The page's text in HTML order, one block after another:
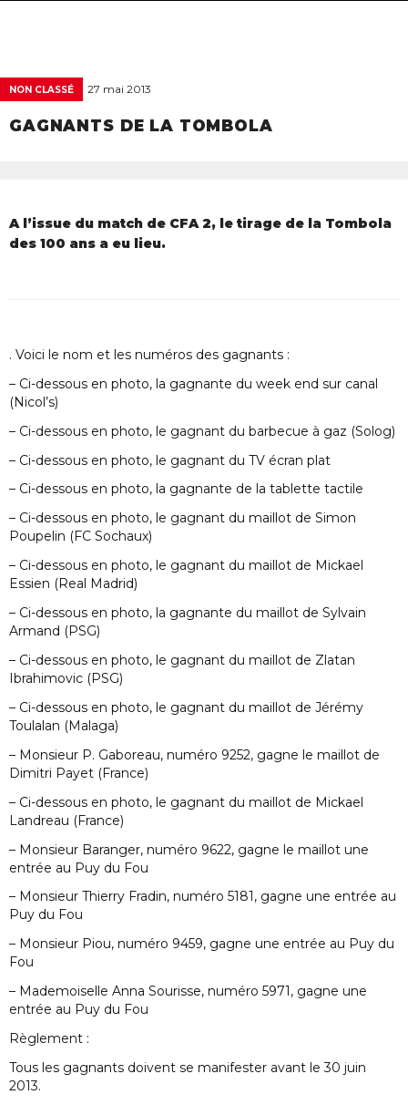
NON CLASSÉ 27 mai 2013
GAGNANTS DE LA TOMBOLA
A l’issue du match de CFA 2, le tirage de la Tombola
des 100 ans a eu lieu.
. Voici le nom et les numéros des gagnants :
– Ci-dessous en photo, la gagnante du week end sur canal
(Nicol’s)
– Ci-dessous en photo, le gagnant du barbecue à gaz (Solog)
– Ci-dessous en photo, le gagnant du TV écran plat
– Ci-dessous en photo, la gagnante de la tablette tactile
– Ci-dessous en photo, le gagnant du maillot de Simon
Poupelin (FC Sochaux)
– Ci-dessous en photo, le gagnant du maillot de Mickael
Essien (Real Madrid)
– Ci-dessous en photo, la gagnante du maillot de Sylvain
Armand (PSG)
– Ci-dessous en photo, le gagnant du maillot de Zlatan
Ibrahimovic (PSG)
– Ci-dessous en photo, le gagnant du maillot de Jérémy
Toulalan (Malaga)
– Monsieur P. Gaboreau, numéro 9252, gagne le maillot de
Dimitri Payet (France)
– Ci-dessous en photo, le gagnant du maillot de Mickael
Landreau (France)
– Monsieur Baranger, numéro 9622, gagne le maillot une
entrée au Puy du Fou
– Monsieur Thierry Fradin, numéro 5181, gagne une entrée au
Puy du Fou
– Monsieur Piou, numéro 9459, gagne une entrée au Puy du
Fou
– Mademoiselle Anna Sourisse, numéro 5971, gagne une
entrée au Puy du Fou
Règlement :
Tous les gagnants doivent se manifester avant le 30 juin
2013.